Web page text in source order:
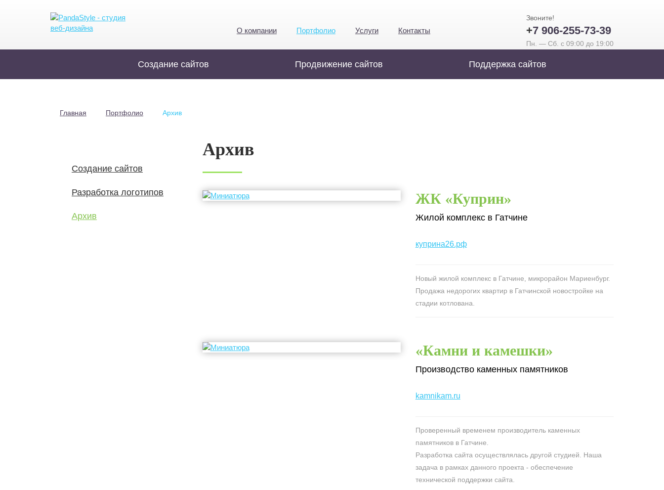
О компании Портфолио Услуги Контакты
Звоните!
+7 906-255-73-39
Пн. — Сб. с 09:00 до 19:00
Создание сайтов Продвижение сайтов Поддержка сайтов
Главная Портфолио Архив
Создание сайтов
Разработка логотипов
Архив
Архив
ЖК «Куприн»
Жилой комплекс в Гатчине
куприна26.рф
Новый жилой комплекс в Гатчине, микрорайон Мариенбург.
Продажа недорогих квартир в Гатчинской новостройке на
стадии котлована.
«Камни и камешки»
Производство каменных памятников
kamnikam.ru
Проверенный временем производитель каменных
памятников в Гатчине.
Разработка сайта осуществлялась другой студией. Наша
задача в рамках данного проекта - обеспечение
технической поддержки сайта.